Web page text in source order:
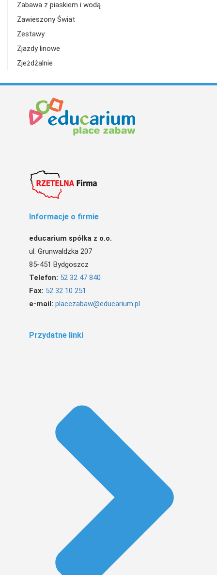
Zabawa z piaskiem i wodą
Zawieszony Świat
Zestawy
Zjazdy linowe
Zjeżdżalnie
Informacje o firmie
educarium spółka z o.o.
ul. Grunwaldzka 207
85-451 Bydgoszcz
Telefon: 52 32 47 840
Fax: 52 32 10 251
e-mail: placezabaw@educarium.pl
Przydatne linki